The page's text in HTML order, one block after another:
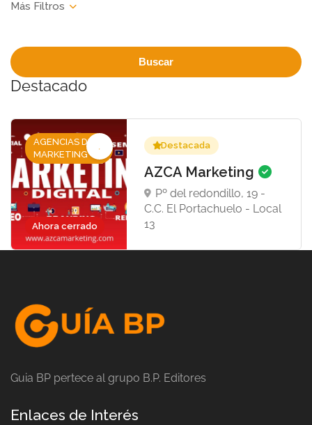
Buscar
Destacado
Ahora cerrado
AGENCIAS DE
MARKETING
Destacada
AZCA Marketing
Pº del redondillo, 19 -
C.C. El Portachuelo - Local
13
Guia BP pertece al grupo B.P. Editores
Enlaces de Interés